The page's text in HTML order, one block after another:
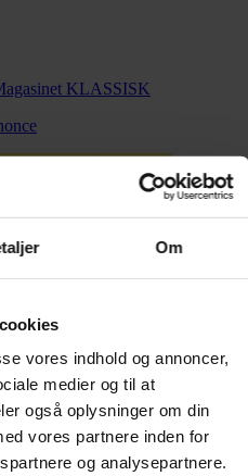
Om
vores indhold og annoncer,
medier og til at
også oplysninger om din
vores partnere inden for
og analysepartnere.